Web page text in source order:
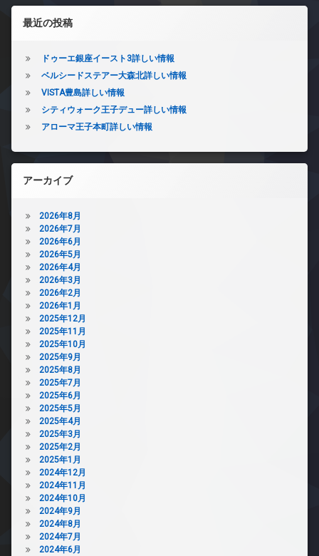
左サイドバー
最近の投稿
ドゥーエ銀座イースト3詳しい情報
ベルシードステアー大森北詳しい情報
VISTA豊島詳しい情報
シティウォーク王子デュー詳しい情報
アローマ王子本町詳しい情報
アーカイブ
2026年8月
2026年7月
2026年6月
2026年5月
2026年4月
2026年3月
2026年2月
2026年1月
2025年12月
2025年11月
2025年10月
2025年9月
2025年8月
2025年7月
2025年6月
2025年5月
2025年4月
2025年3月
2025年2月
2025年1月
2024年12月
2024年11月
2024年10月
2024年9月
2024年8月
2024年7月
2024年6月